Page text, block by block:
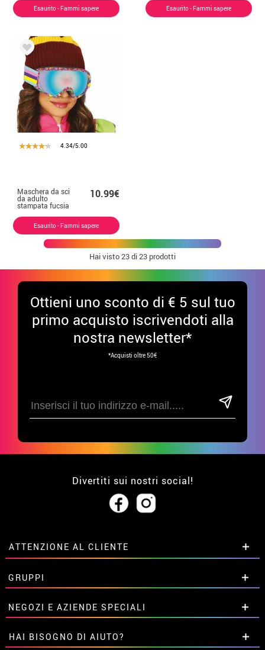
Esaurito - Fammi sapere Esaurito - Fammi sapere
4.34/5.00
Maschera da sci
da adulto
stampata fucsia
10.99€
Esaurito - Fammi sapere
Hai visto23di 23 prodotti
Ottieni uno sconto di € 5 sul tuo
primo acquisto iscrivendoti alla
nostra newsletter*
*Acquisti oltre 50€
Divertiti sui nostri social!
ATTENZIONE AL CLIENTE
• Su di noi
• Condizioni di vendita
• Avviso legale privacy
• Attenzione al cliente
• Utilizzo dei cookies
•Impostazioni dei cookie
GRUPPI
Sconti speciali per gruppi.
Contattaci qui
NEGOZI E AZIENDE SPECIALI
Sconti speciali per gruppi.
HAI BISOGNO DI AIUTO?